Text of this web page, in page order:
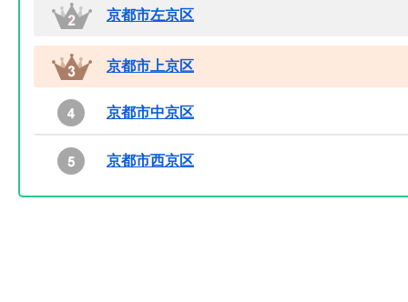
京都市左京区
京都市上京区
京都市中京区
京都市西京区